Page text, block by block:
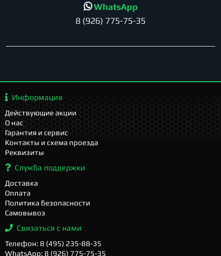
WhatsApp
8 (926) 775-75-35
Информация
Действующие акции
О нас
Гарантия и сервис
Контакты и схема проезда
Реквизиты
Служба поддержки
Доставка
Оплата
Политика безопасности
Самовывоз
Связаться с нами
Телефон: 8 (495) 235-88-35
WhatsApp: 8 (926) 775-75-35